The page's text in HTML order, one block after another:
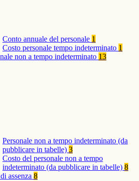
Conto annuale del personale 1
Costo personale tempo indeterminato 1
non a tempo indeterminato 13
Personale non a tempo indeterminato (da
pubblicare in tabelle) 3
Costo del personale non a tempo
indeterminato (da pubblicare in tabelle) 8
assenza 8